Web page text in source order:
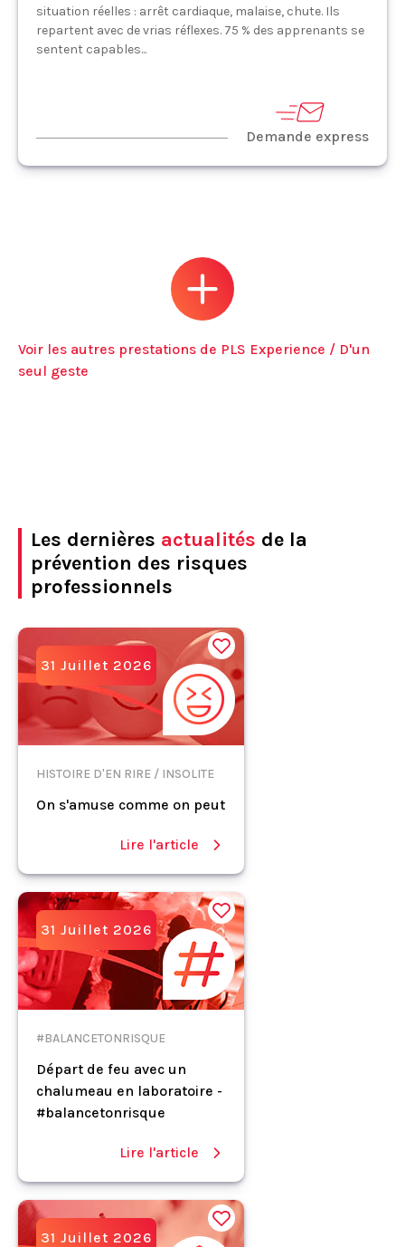
situation réelles : arrêt cardiaque, malaise, chute. Ils
repartent avec de vrias réflexes. 75 % des apprenants se
sentent capables...
Demande express
Voir les autres prestations de PLS Experience / D'un
seul geste
Les dernières actualités de la
prévention des risques
professionnels
31 Juillet 2026
HISTOIRE D'EN RIRE / INSOLITE
On s'amuse comme on peut
Lire l'article
31 Juillet 2026
#BALANCETONRISQUE
Départ de feu avec un
chalumeau en laboratoire -
#balancetonrisque
Lire l'article
31 Juillet 2026